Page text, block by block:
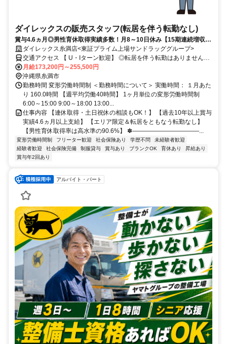
ダイレックスの販売スタッフ(転居を伴う転勤なし)
賞与4.6ヵ月◎男性育休取得実績多数！月8～10日休み【15期連続増収・
増益】★だれでもできる仕事は、あなたにしかできない仕事でもある。
ダイレックス糸満店<東証プライム上場サンドラッググループ>
交通アクセス 【 U・Iターン歓迎】 ◎転居を伴う転勤はありません。
◎マイカー通勤OK
月給173,200円～255,500円
沖縄県糸満市
勤務時間 変形労働時間制 ＜勤務時間について＞ 実働時間： １月あた
り 160.0時間 【週平均労働40時間】 1ヶ月単位の変形労働時間制
6:00～15:00 9:00～18:00 13:00...
仕事内容 【連休取得・土日祝休の相談もOK！】 【過去10年以上賞与
実績4.6ヵ月以上支給】 【エリア限定＆転居をともなう転勤なし】
【男性育休取得率は高水準の90.6%】 ✽―――――――――――...
変形労働時間制 フリーター歓迎 社会保険あり 学歴不問
未経験者歓迎
経験者歓迎
社会保険完備 制服貸与 賞与あり ブランクOK 育休あり
昇給あり
賞与年2回あり
アルバイト・パート